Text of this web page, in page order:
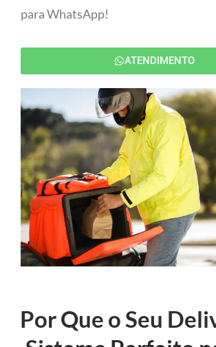
para WhatsApp!
ATENDIMENTO
Por Que o Seu